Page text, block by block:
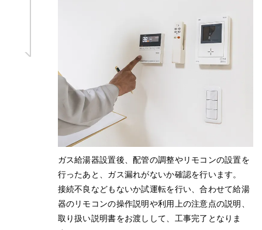
ガス給湯器設置後、配管の調整やリモコンの設置を
行ったあと、ガス漏れがないか確認を行います。
接続不良などもないか試運転を行い、合わせて給湯
器のリモコンの操作説明や利用上の注意点の説明、
取り扱い説明書をお渡しして、工事完了となりま